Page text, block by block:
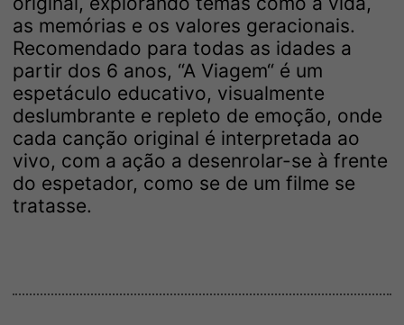
as memórias e os valores geracionais.
Recomendado para todas as idades a
partir dos 6 anos, “A Viagem“ é um
espetáculo educativo, visualmente
deslumbrante e repleto de emoção, onde
cada canção original é interpretada ao
vivo, com a ação a desenrolar-se à frente
do espetador, como se de um filme se
tratasse.